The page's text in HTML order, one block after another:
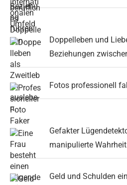
Doppelleben und
Beziehungen
Fotos professionell
Gefakter
manipulierte Wahrheit
Geld und Schulden